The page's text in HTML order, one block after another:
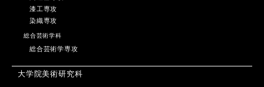
漆工専攻
染織専攻
総合芸術学科
総合芸術学専攻
大学院美術研究科